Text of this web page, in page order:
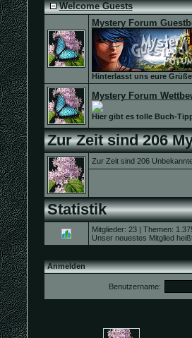
Welcome Guests
Mystery Forum
Hinterlasst uns eure
Mystery Forum
Hier gibt es tolle Buch-
Zur Zeit sind 206
Zur Zeit sind 206
Statistik
Mitglieder: 23 | Themen:
Unser neuestes Mitglied
Anmelden
Benutzername: